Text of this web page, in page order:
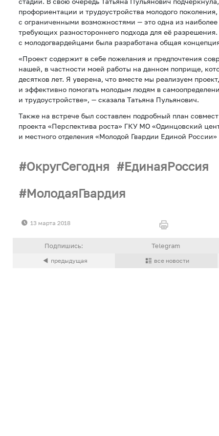
профориентации и трудоустройства молодого
с ограниченными возможностями — это одна из
требующих разностороннего подхода для её
с молодогвардейцами была разработана общая
«Проект содержит в себе пожелания и предпочтения
нашей, в частности моей работы на данном поприще,
десятков лет. Я уверена, что вместе мы реализуем
и эффективно помогать молодым людям в
и трудоустройстве», — сказала Татьяна Пульянович.
Также на встрече был составлен подробный план
проекта «Перспектива роста» ГКУ МО «Одинцовский
и местного отделения «Молодой Гвардии Единой
ОкругСегодня
ЕдинаяРоссия
МолодаяГвардия
13 марта 2018